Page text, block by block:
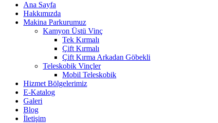
Ana Sayfa
Hakkımızda
Makina Parkurumuz
Kamyon Üstü Vinç
Tek Kırmalı
Çift Kırmalı
Çift Kırma Arkadan Göbekli
Teleskobik Vinçler
Mobil Teleskobik
Hizmet Bölgelerimiz
E-Katalog
Galeri
Blog
İletişim